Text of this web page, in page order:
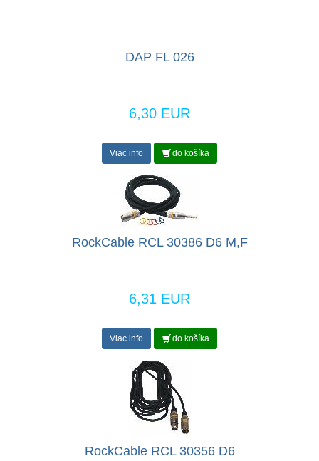
DAP FL 026
6,30 EUR
Viac info do košíka
RockCable RCL 30386 D6 M,F
6,31 EUR
Viac info do košíka
RockCable RCL 30356 D6